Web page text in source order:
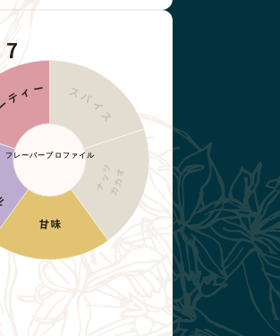
スパイス
ナッツカカオ
甘味
ィー
フレーバープロファイル
ートに、
さ、
が、